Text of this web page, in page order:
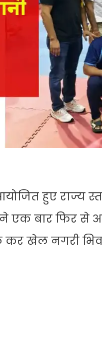
हुए राज्य
एक बार फिर से
खेल नगरी